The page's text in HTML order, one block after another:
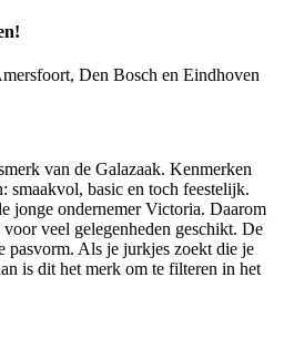
Den Bosch en Eindhoven
van de Galazaak. Kenmerken
smaakvol, basic en toch feestelijk.
jonge ondernemer Victoria. Daarom
veel gelegenheden geschikt. De
pasvorm. Als je jurkjes zoekt die je
is dit het merk om te filteren in het